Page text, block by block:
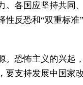
。各国应坚持共同
反恐和“双重标
。恐怖主义的兴起
支持发展中国家